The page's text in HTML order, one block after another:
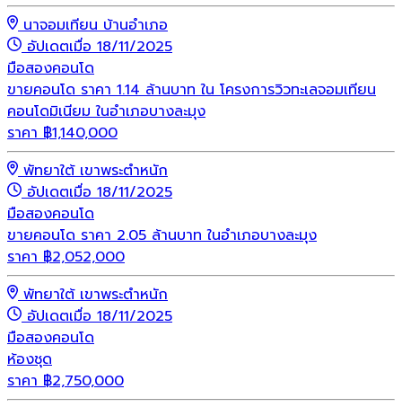
นาจอมเทียน บ้านอำเภอ
อัปเดตเมื่อ 18/11/2025
มือสองคอนโด
ขายคอนโด ราคา 1.14 ล้านบาท ใน โครงการวิวทะเลจอมเทียน
คอนโดมิเนียม ในอำเภอบางละมุง
ราคา ฿1,140,000
พัทยาใต้ เขาพระตำหนัก
อัปเดตเมื่อ 18/11/2025
มือสองคอนโด
ขายคอนโด ราคา 2.05 ล้านบาท ในอำเภอบางละมุง
ราคา ฿2,052,000
พัทยาใต้ เขาพระตำหนัก
อัปเดตเมื่อ 18/11/2025
มือสองคอนโด
ห้องชุด
ราคา ฿2,750,000